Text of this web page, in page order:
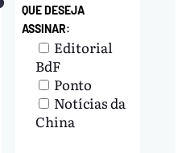
QUE DESEJA
ASSINAR:
Editorial
BdF
Ponto
Notícias da
China